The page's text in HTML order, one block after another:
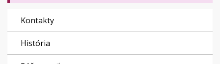
Kontakty
História